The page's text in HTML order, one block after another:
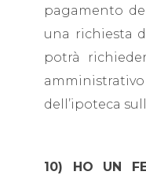
pagamento
una richiesta
potrà
amministrativo
dell’ipoteca
10) HO UN